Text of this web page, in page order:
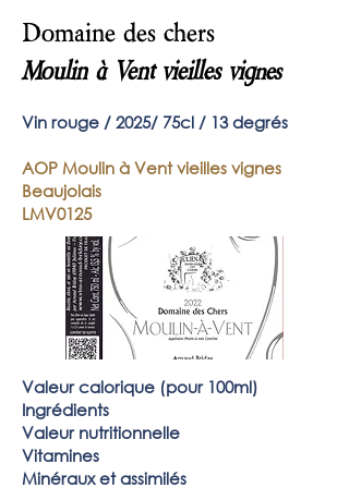
Domaine des chers
Moulin à Vent vieilles vignes
Vin rouge / 2025/ 75cl / 13 degrés
AOP Moulin à Vent vieilles vignes
Beaujolais
LMV0125
Valeurcalorique (pour 100ml)
Ingrédients
Valeur nutritionnelle
Vitamines
Minéraux et assimilés